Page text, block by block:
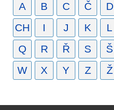
A B C Č D
CH
I J K L
Q
R Ř S Š
W
X Y Z Ž